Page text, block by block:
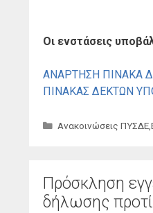
Οι ενστάσεις
ΑΝΑΡΤΗΣΗ ΠΙΝΑΚΑ
ΠΙΝΑΚΑΣ ΔΕΚΤΩΝ
Κατηγορίες
Ανακοινώσεις ΠΥΣΔΕ,
Πρόσκληση
δήλωσης